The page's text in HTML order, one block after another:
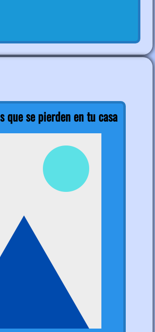
que se pierden en tu casa